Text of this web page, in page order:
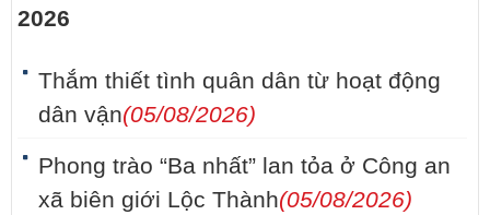
2026
Thắm thiết tình quân dân từ hoạt động
dân vận(05/08/2026)
Phong trào “Ba nhất” lan tỏa ở Công an
xã biên giới Lộc Thành(05/08/2026)